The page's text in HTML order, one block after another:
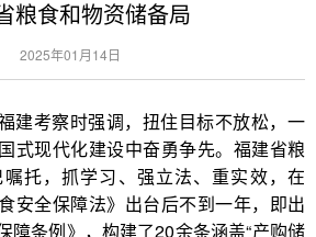
粮食和物资储备局
2025年01月14日
建考察时强调，扭住目标不放松，一
式现代化建设中奋勇争先。福建省粮
托，抓学习、强立法、重实效，在
安全保障法》出台后不到一年，即出
障条例》，构建了20余条涵盖“产购储